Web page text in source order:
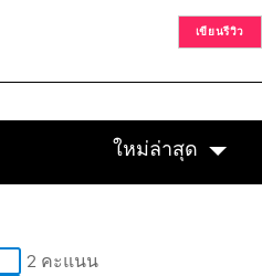
เขียนรีวิว
ใหม่ล่าสุด
2 คะแนน